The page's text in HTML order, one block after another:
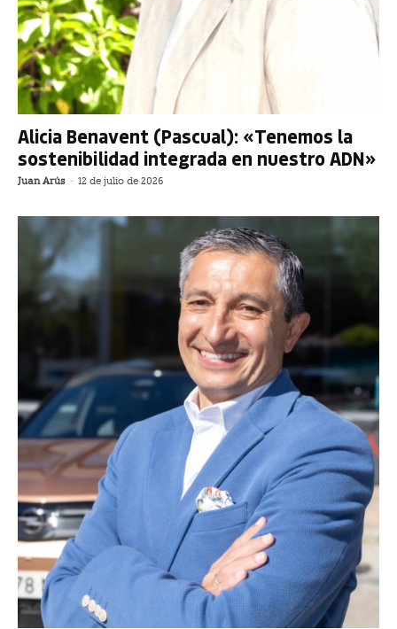
Alicia Benavent (Pascual): «Tenemos la
sostenibilidad integrada en nuestro ADN»
Juan Arús - 12 de julio de 2026